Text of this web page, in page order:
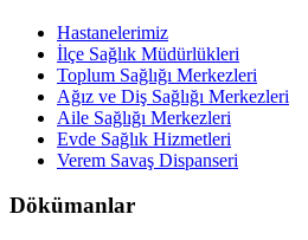
Hastanelerimiz
İlçe Sağlık Müdürlükleri
Toplum Sağlığı Merkezleri
Ağız ve Diş Sağlığı Merkezleri
Aile Sağlığı Merkezleri
Evde Sağlık Hizmetleri
Verem Savaş Dispanseri
Dökümanlar